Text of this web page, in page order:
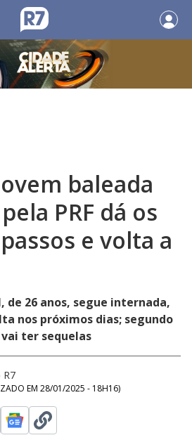
baleada
PRF dá os
e volta a
de 26 anos, segue internada,
nos próximos dias; segundo
ter sequelas
R7
EM 28/01/2025 - 18H16)